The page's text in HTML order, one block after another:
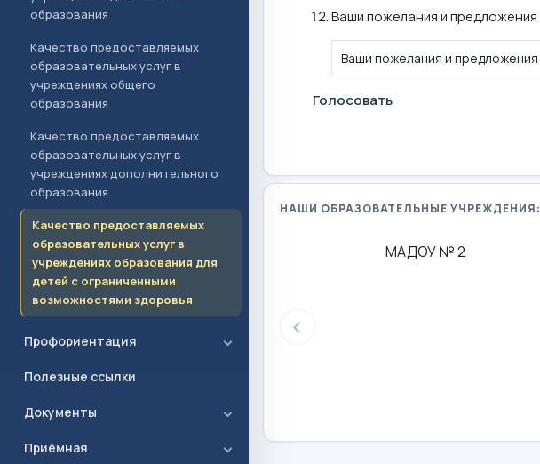
образования
Качество предоставляемых
образовательных услуг в
учреждениях общего
образования
Качество предоставляемых
образовательных услуг в
учреждениях дополнительного
образования
Качество предоставляемых
образовательных услуг в
учреждениях образования для
детей с ограниченными
возможностями здоровья
Профориентация
Полезные ссылки
Документы
Приёмная
Ваши пожелания и предложения
Ваши пожелания и предложения
Голосовать
НАШИ ОБРАЗОВАТЕЛЬНЫЕ УЧРЕЖДЕНИЯ:
МАДОУ № 2